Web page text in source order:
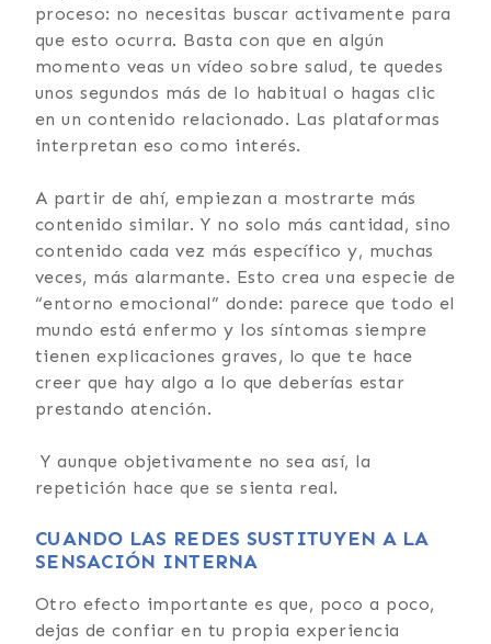
proceso: no necesitas buscar activamente para
que esto ocurra. Basta con que en algún
momento veas un vídeo sobre salud, te quedes
unos segundos más de lo habitual o hagas clic
en un contenido relacionado. Las plataformas
interpretan eso como interés.
A partir de ahí, empiezan a mostrarte más
contenido similar. Y no solo más cantidad, sino
contenido cada vez más específico y, muchas
veces, más alarmante. Esto crea una especie de
“entorno emocional” donde: parece que todo el
mundo está enfermo y los síntomas siempre
tienen explicaciones graves, lo que te hace
creer que hay algo a lo que deberías estar
prestando atención.
Y aunque objetivamente no sea así, la
repetición hace que se sienta real.
CUANDO LAS REDES SUSTITUYEN A LA
SENSACIÓN INTERNA
Otro efecto importante es que, poco a poco,
dejas de confiar en tu propia experiencia